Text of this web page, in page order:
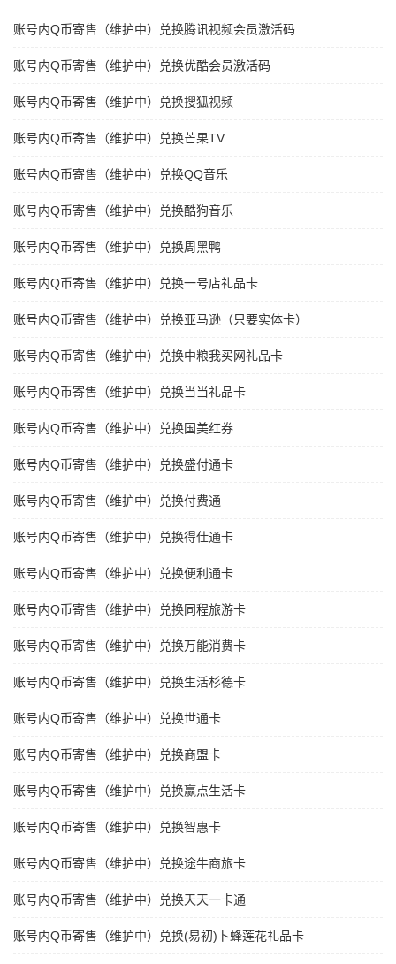
账号内Q币寄售（维护中）兑换腾讯视频会员激活码
账号内Q币寄售（维护中）兑换优酷会员激活码
账号内Q币寄售（维护中）兑换搜狐视频
账号内Q币寄售（维护中）兑换芒果TV
账号内Q币寄售（维护中）兑换QQ音乐
账号内Q币寄售（维护中）兑换酷狗音乐
账号内Q币寄售（维护中）兑换周黑鸭
账号内Q币寄售（维护中）兑换一号店礼品卡
账号内Q币寄售（维护中）兑换亚马逊（只要实体卡）
账号内Q币寄售（维护中）兑换中粮我买网礼品卡
账号内Q币寄售（维护中）兑换当当礼品卡
账号内Q币寄售（维护中）兑换国美红券
账号内Q币寄售（维护中）兑换盛付通卡
账号内Q币寄售（维护中）兑换付费通
账号内Q币寄售（维护中）兑换得仕通卡
账号内Q币寄售（维护中）兑换便利通卡
账号内Q币寄售（维护中）兑换同程旅游卡
账号内Q币寄售（维护中）兑换万能消费卡
账号内Q币寄售（维护中）兑换生活杉德卡
账号内Q币寄售（维护中）兑换世通卡
账号内Q币寄售（维护中）兑换商盟卡
账号内Q币寄售（维护中）兑换赢点生活卡
账号内Q币寄售（维护中）兑换智惠卡
账号内Q币寄售（维护中）兑换途牛商旅卡
账号内Q币寄售（维护中）兑换天天一卡通
账号内Q币寄售（维护中）兑换(易初)卜蜂莲花礼品卡